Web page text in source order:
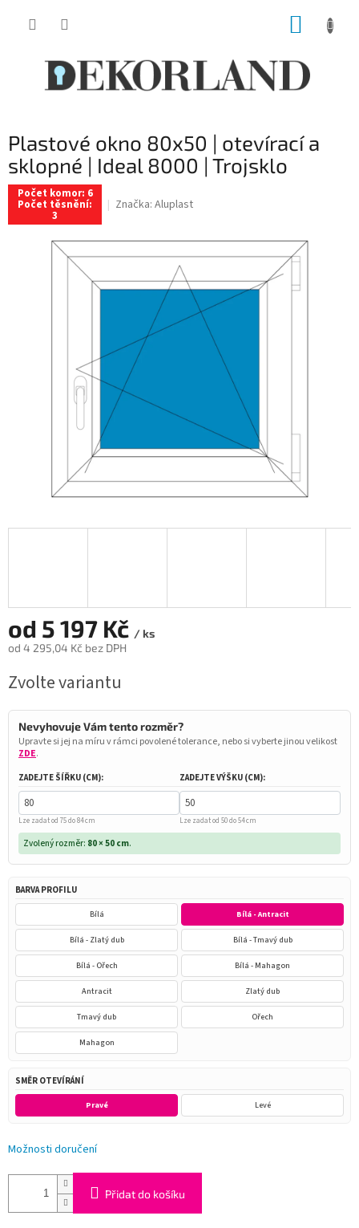
Plastové okno 80x50 | otevírací a
sklopné | Ideal 8000 | Trojsklo
Počet komor: 6
Počet těsnění:
3
Značka: Aluplast
od 5 197 Kč / ks
od 4 295,04 Kč bez DPH
cena:
Zvolte variantu
Nevyhovuje Vám tento rozměr?
Upravte si jej na míru v rámci povolené tolerance, nebo si vyberte jinou velikost
ZDE.
ZADEJTE ŠÍŘKU (CM):
Lze zadat od 75 do 84 cm
ZADEJTE VÝŠKU (CM):
Lze zadat od 50 do 54 cm
Zvolený rozměr: 80 × 50 cm.
BARVA PROFILU
Bílá Bílá - Antracit
Bílá - Zlatý dub Bílá - Tmavý dub
Bílá - Ořech Bílá - Mahagon
Antracit Zlatý dub
Tmavý dub Ořech
Mahagon
SMĚR OTEVÍRÁNÍ
Pravé Levé
Možnosti doručení
Přidat do košíku